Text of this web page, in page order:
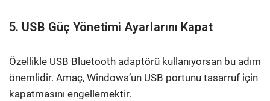
5. USB Güç Yönetimi Ayarlarını Kapat
Özellikle USB Bluetooth adaptörü kullanıyorsan bu adım
önemlidir. Amaç, Windows’un USB portunu tasarruf için
kapatmasını engellemektir.